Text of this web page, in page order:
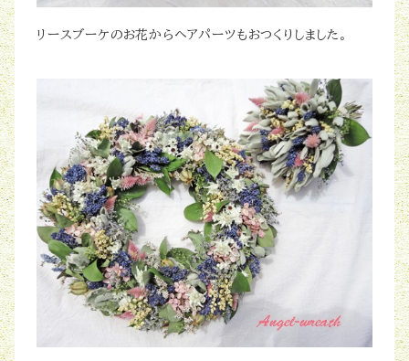
リースブーケのお花からヘアパーツもおつくりしました。